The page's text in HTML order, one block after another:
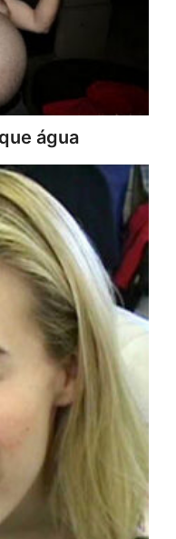
água